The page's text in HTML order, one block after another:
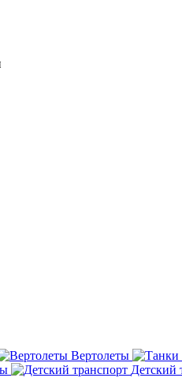
Вертолеты
Детский